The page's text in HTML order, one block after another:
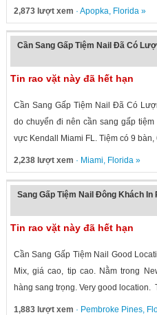
2,873 lượt xem · Apopka, Florida»
Cần Sang Gấp Tiệm Nail Đã Có
Tin rao vặt này đã hết hạn
Cần Sang Gấp Tiệm Nail Đã Có
do chuyển đi nên cần sang gấp
vực Kendall Miami FL. Tiệm có 9 bàn,
2,238 lượt xem · Miami, Florida»
Sang Gấp Tiệm Nail Đông Khách In
Tin rao vặt này đã hết hạn
Cần Sang Gấp Tiệm Nail Good
Mix, giá cao, tip cao. Nằm trong
hàng sang trọng. Very good location.
1,883 lượt xem · Pembroke Pines,